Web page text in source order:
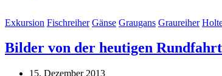
Exkursion Fischreiher Gänse Graugans Graureiher
Bilder von der heutigen
15. Dezember 2013